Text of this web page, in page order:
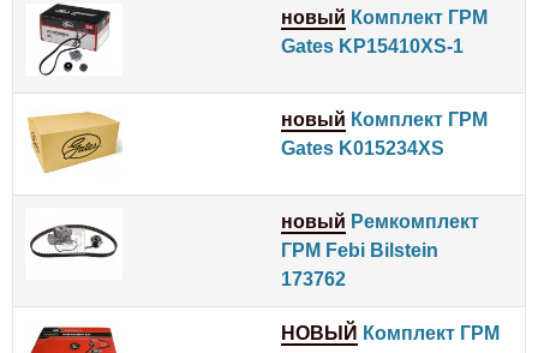
новый Комплект ГРМ
Gates KP15410XS-1
новый Комплект ГРМ
Gates K015234XS
новый Ремкомплект
ГРМ Febi Bilstein
173762
НОВЫЙ Комплект ГРМ